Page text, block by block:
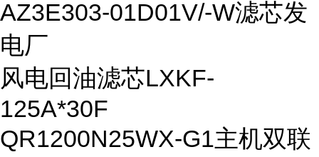
AZ3E303-01D01V/-W滤芯发
电厂
风电回油滤芯LXKF-
125A*30F
QR1200N25WX-G1主机双联